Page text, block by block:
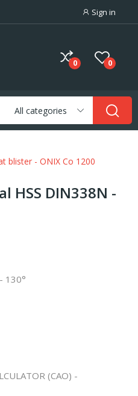
Sign in
0 0
All categories
blister - ONIX Co 1200
HSS DIN338N -
130°
(CAO) -